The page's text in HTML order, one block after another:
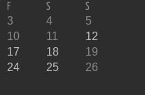
F S S
3 4
5
10 11
12
17 18
19
24 25
26